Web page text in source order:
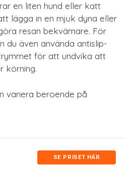
en liten hund eller katt
lägga in en mjuk dyna eller
resan bekvämare. För
du även använda antislip-
för att undvika att
körning.
variera beroende på
SE PRISET HÄR